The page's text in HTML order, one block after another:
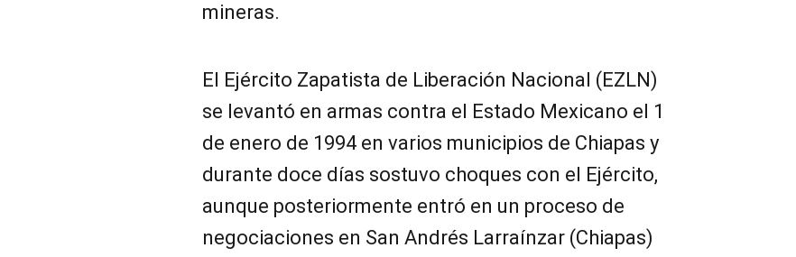
mineras.
El Ejército Zapatista de Liberación Nacional (EZLN)
se levantó en armas contra el Estado Mexicano el 1
de enero de 1994 en varios municipios de Chiapas y
durante doce días sostuvo choques con el Ejército,
aunque posteriormente entró en un proceso de
negociaciones en San Andrés Larraínzar (Chiapas)